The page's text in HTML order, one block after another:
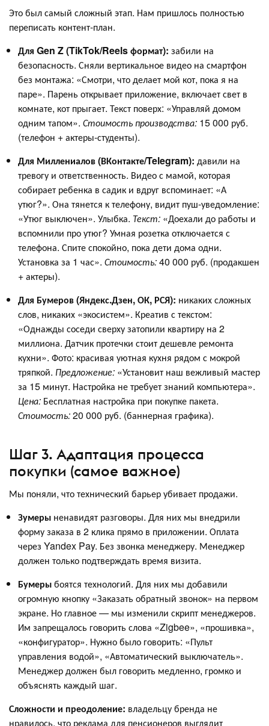
Это был самый сложный этап. Нам пришлось полностью
переписать контент-план.
Для Gen Z (TikTok/Reels формат): забили на
безопасность. Сняли вертикальное видео на смартфон
без монтажа: «Смотри, что делает мой кот, пока я на
паре». Парень открывает приложение, включает свет в
комнате, кот прыгает. Текст поверх: «Управляй домом
одним тапом». Стоимость производства: 15 000 руб.
(телефон + актеры-студенты).
Для Миллениалов (ВКонтакте/Telegram): давили на
тревогу и ответственность. Видео с мамой, которая
собирает ребенка в садик и вдруг вспоминает: «А
утюг?». Она тянется к телефону, видит пуш-уведомление:
«Утюг выключен». Улыбка. Текст: «Доехали до работы и
вспомнили про утюг? Умная розетка отключается с
телефона. Спите спокойно, пока дети дома одни.
Установка за 1 час». Стоимость:40 000 руб. (продакшен
+ актеры).
Для Бумеров (Яндекс.Дзен, ОК, РСЯ): никаких сложных
слов, никаких «экосистем». Креатив с текстом:
«Однажды соседи сверху затопили квартиру на 2
миллиона. Датчик протечки стоит дешевле ремонта
кухни». Фото: красивая уютная кухня рядом с мокрой
тряпкой. Предложение: «Установит наш вежливый мастер
за 15 минут. Настройка не требует знаний компьютера».
Цена: Бесплатная настройка при покупке пакета.
Стоимость:20 000 руб. (баннерная графика).
Шаг 3. Адаптация процесса
покупки (самое важное)
Мы поняли, что технический барьер убивает продажи.
Зумеры ненавидят разговоры. Для них мы внедрили
форму заказа в 2 клика прямо в приложении. Оплата
через Yandex Pay. Без звонка менеджеру. Менеджер
должен только подтверждать время визита.
Бумерыбоятся технологий. Для них мы добавили
огромную кнопку «Заказать обратный звонок» на первом
экране. Но главное — мы изменили скрипт менеджеров.
Им запрещалось говорить слова «Zigbee», «прошивка»,
«конфигуратор». Нужно было говорить: «Пульт
управления водой», «Автоматический выключатель».
Менеджер должен был говорить медленно, громко и
объяснять каждый шаг.
Сложности и преодоление: владельцу бренда не
нравилось, что реклама для пенсионеров выглядит